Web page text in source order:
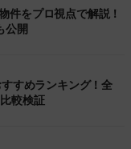
件をプロ視点で解説！
公開
すめランキング！全
較検証